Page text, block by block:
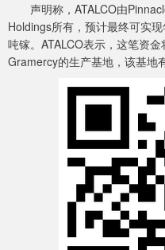
声明称，ATALCO由
Holdings所有，预计最终可实
吨镓。ATALCO表示，这笔资
Gramercy的生产基地，该基地